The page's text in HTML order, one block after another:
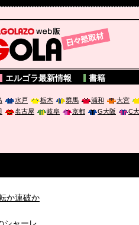
エルゴラ最新情報 書籍
水戸 栃木 群馬 浦和
大宮
名古屋 岐阜 京都 G大阪
C